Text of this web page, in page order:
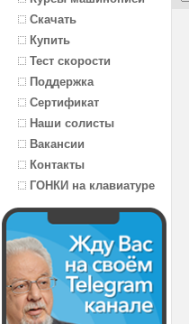
Скачать
Купить
Тест скорости
Поддержка
Сертификат
Наши солисты
Вакансии
Контакты
ГОНКИ на клавиатуре